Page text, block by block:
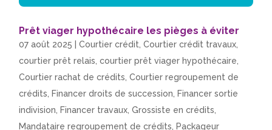
Prêt viager hypothécaire les pièges à éviter
07 août 2025 |Courtier crédit ,Courtier crédit travaux
courtier prêt relais ,courtier prêt viager hypothécaire
Courtier rachat de crédits ,Courtier regroupement de
crédits
Financer droits de succession
Financer sortie
indivision
Financer travaux ,Grossiste en crédits
Mandataire regroupement de crédits
Packageur